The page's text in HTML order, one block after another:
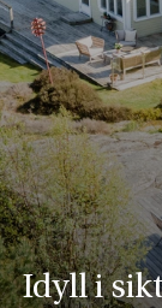
Idyll i